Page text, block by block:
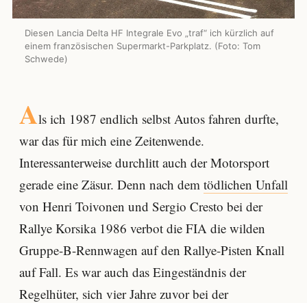
Diesen Lancia Delta HF Integrale Evo „traf“ ich kürzlich auf
einem französischen Supermarkt-Parkplatz. (Foto: Tom
Schwede)
Als ich 1987 endlich selbst Autos fahren durfte,
war das für mich eine Zeitenwende.
Interessanterweise durchlitt auch der Motorsport
gerade eine Zäsur. Denn nach dem tödlichen Unfall
von Henri Toivonen und Sergio Cresto bei der
Rallye Korsika 1986 verbot die FIA die wilden
Gruppe-B-Rennwagen auf den Rallye-Pisten Knall
auf Fall. Es war auch das Eingeständnis der
Regelhüter, sich vier Jahre zuvor bei der